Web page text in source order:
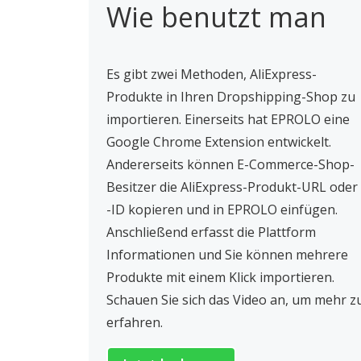
Wie benutzt man
Es gibt zwei Methoden, AliExpress-
Produkte in Ihren Dropshipping-Shop zu
importieren. Einerseits hat EPROLO eine
Google Chrome Extension entwickelt.
Andererseits können E-Commerce-Shop-
Besitzer die AliExpress-Produkt-URL oder
-ID kopieren und in EPROLO einfügen.
Anschließend erfasst die Plattform
Informationen und Sie können mehrere
Produkte mit einem Klick importieren.
Schauen Sie sich das Video an, um mehr
erfahren.